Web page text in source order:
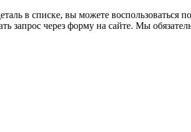
в списке, вы можете воспользоваться
запрос через форму на сайте. Мы